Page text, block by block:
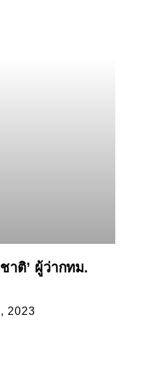
าติ’ ผู้ว่ากทม.
2023